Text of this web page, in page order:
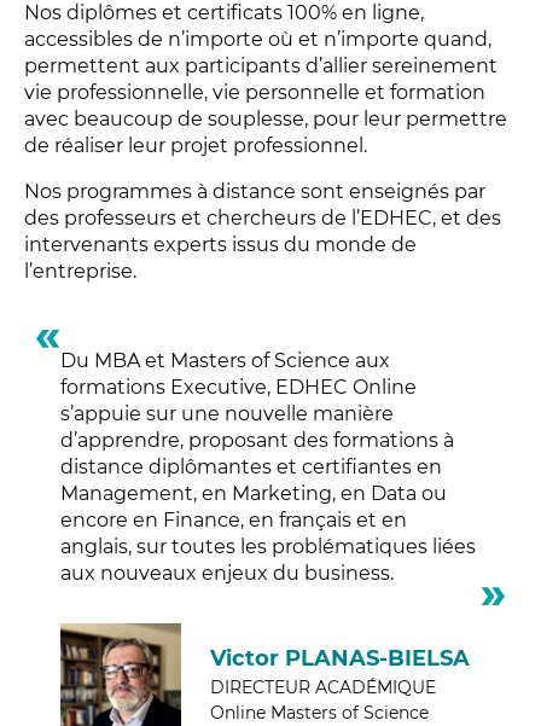
Nos diplômes et certificats 100% en ligne,
accessibles de n’importe où et n’importe quand,
permettent aux participants d’allier sereinement
vie professionnelle, vie personnelle et formation
avec beaucoup de souplesse, pour leur permettre
de réaliser leur projet professionnel.
Nos programmes à distance sont enseignés par
des professeurs et chercheurs de l’EDHEC, et des
intervenants experts issus du monde de
l’entreprise.
Du MBA et Masters of Science aux
formations Executive, EDHEC Online
s’appuie sur une nouvelle manière
d’apprendre, proposant des formations à
distance diplômantes et certifiantes en
Management, en Marketing, en Data ou
encore en Finance, en français et en
anglais, sur toutes les problématiques liées
aux nouveaux enjeux du business.
Victor PLANAS-BIELSA
DIRECTEUR ACADÉMIQUE
Online Masters of Science